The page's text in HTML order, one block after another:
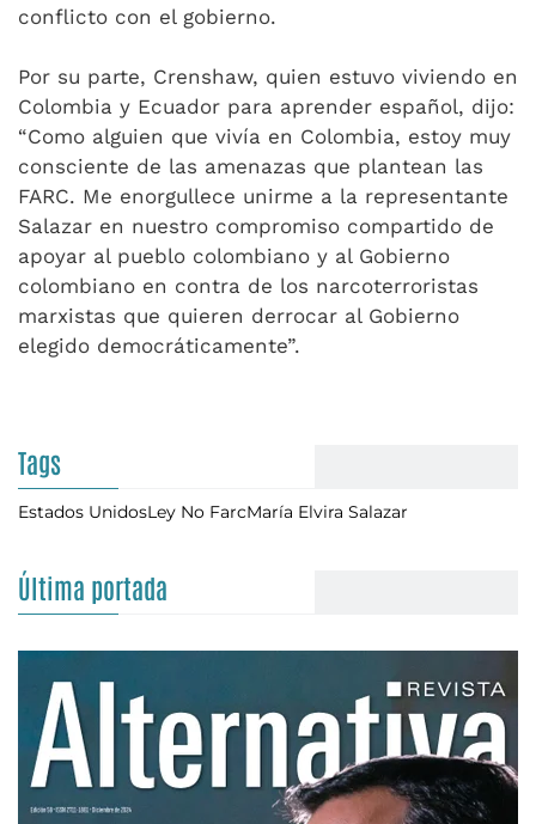
conflicto con el gobierno.
Por su parte, Crenshaw, quien estuvo viviendo en
Colombia y Ecuador para aprender español, dijo:
“Como alguien que vivía en Colombia, estoy muy
consciente de las amenazas que plantean las
FARC. Me enorgullece unirme a la representante
Salazar en nuestro compromiso compartido de
apoyar al pueblo colombiano y al Gobierno
colombiano en contra de los narcoterroristas
marxistas que quieren derrocar al Gobierno
elegido democráticamente”.
Tags
Estados UnidosLey No FarcMaría Elvira Salazar
Última portada